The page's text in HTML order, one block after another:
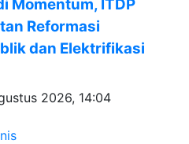
Momentum, ITDP
Reformasi
dan Elektrifikasi
2026, 14:04